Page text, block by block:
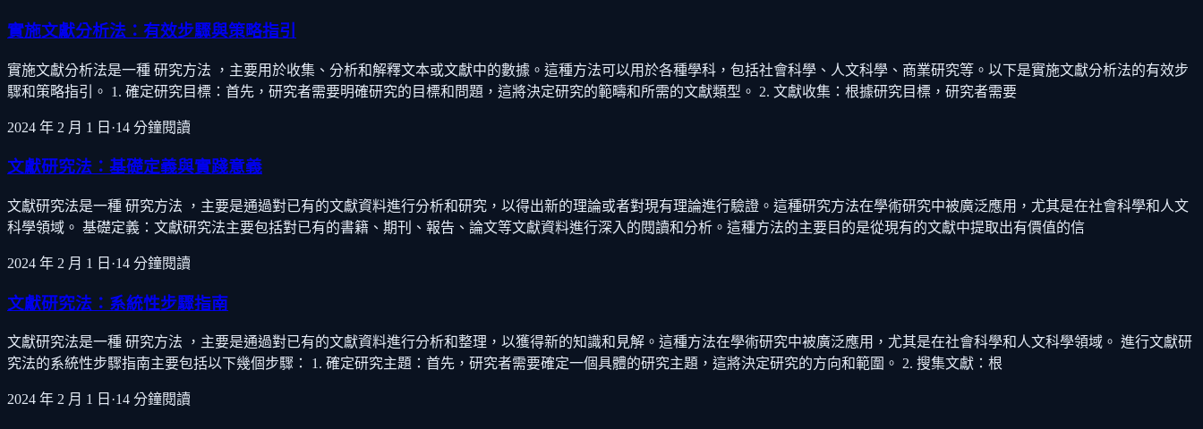
實施文獻分析法：有效步驟與策略指引
實施文獻分析法是一種 研究方法 ，主要用於收集、分析和解釋文本或文獻中的數據。這種方法可以用於各種學科，包括社會科學、人文科學、商業研究等。以下是實施文獻分析法的有效步
驟和策略指引。 1. 確定研究目標：首先，研究者需要明確研究的目標和問題，這將決定研究的範疇和所需的文獻類型。 2. 文獻收集：根據研究目標，研究者需要
2024 年 2 月 1 日 ·14 分鐘閱讀
文獻研究法：基礎定義與實踐意義
文獻研究法是一種 研究方法 ，主要是通過對已有的文獻資料進行分析和研究，以得出新的理論或者對現有理論進行驗證。這種研究方法在學術研究中被廣泛應用，尤其是在社會科學和人文
科學領域。 基礎定義：文獻研究法主要包括對已有的書籍、期刊、報告、論文等文獻資料進行深入的閱讀和分析。這種方法的主要目的是從現有的文獻中提取出有價值的信
2024 年 2 月 1 日 ·14 分鐘閱讀
文獻研究法：系統性步驟指南
文獻研究法是一種 研究方法 ，主要是通過對已有的文獻資料進行分析和整理，以獲得新的知識和見解。這種方法在學術研究中被廣泛應用，尤其是在社會科學和人文科學領域。 進行文獻研
究法的系統性步驟指南主要包括以下幾個步驟： 1. 確定研究主題：首先，研究者需要確定一個具體的研究主題，這將決定研究的方向和範圍。 2. 搜集文獻：根
2024 年 2 月 1 日 ·14 分鐘閱讀